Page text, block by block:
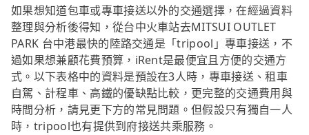
如果想知道包車或專車接送以外的交通選擇，在經過資料
整理與分析後得知，從台中火車站去MITSUI OUTLET
PARK 台中港最快的陸路交通是「tripool」專車接送，不
過如果想兼顧花費預算，iRent是最便宜且方便的交通方
式。以下表格中的資料是預設在3人時，專車接送、租車
自駕、計程車、高鐵的優缺點比較，更完整的交通費用與
時間分析，請見更下方的常見問題。但假設只有獨自一人
時，tripool也有提供到府接送共乘服務。